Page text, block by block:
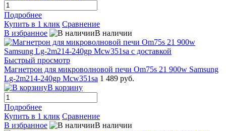
Подробнее
Купить в 1 клик Сравнение
В избранное
В наличии
Быстрый просмотр
Магнетрон для микроволновой печи Om75s 21 900w Samsung
Lg-2m214-240gp Mcw351sa 1 489 руб.
В корзину
Подробнее
Купить в 1 клик Сравнение
В избранное
В наличии